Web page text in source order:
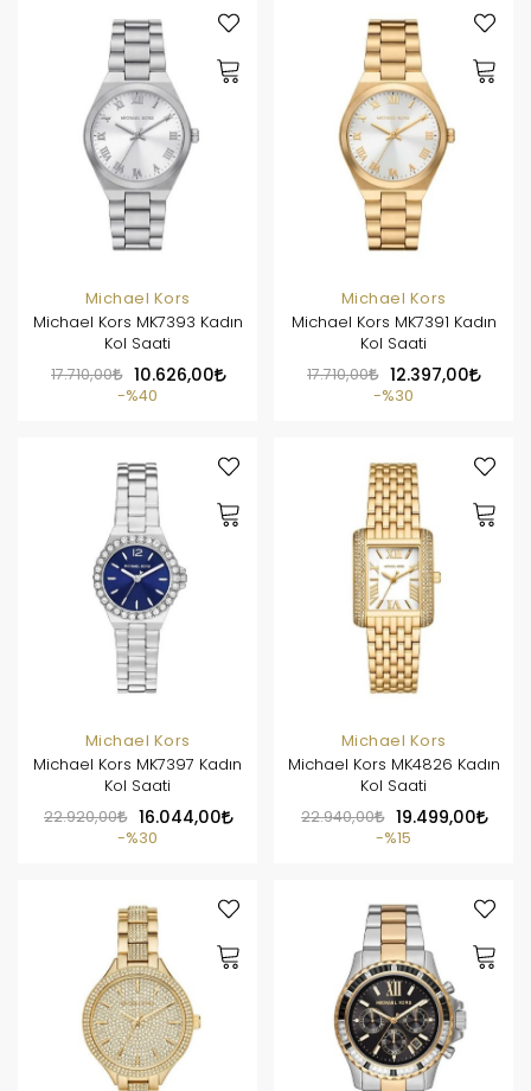
Michael Kors
Michael Kors MK7393 Kadın
Kol Saati
17.710,00
10.626,00
%40
Michael Kors
Michael Kors MK7391 Kadın
Kol Saati
17.710,00
12.397,00
%30
Michael Kors
Michael Kors MK7397 Kadın
Kol Saati
22.920,00
16.044,00
%30
Michael Kors
Michael Kors MK4826 Kadın
Kol Saati
22.940,00
19.499,00
%15